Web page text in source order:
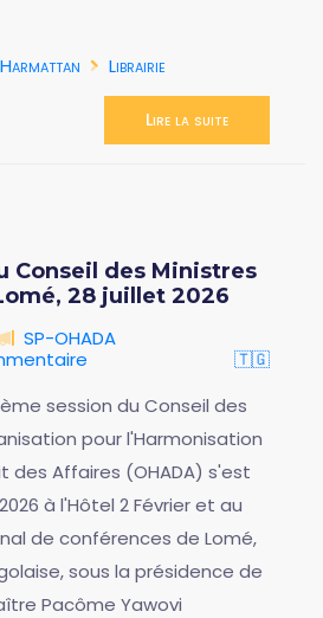
Librairie
Lire la suite
Conseil des Ministres
28 juillet 2026
SP-OHADA
🇹🇬
session du Conseil des
pour l'Harmonisation
des Affaires (OHADA) s'est
à l'Hôtel 2 Février et au
de conférences de Lomé,
sous la présidence de
Pacôme Yawovi